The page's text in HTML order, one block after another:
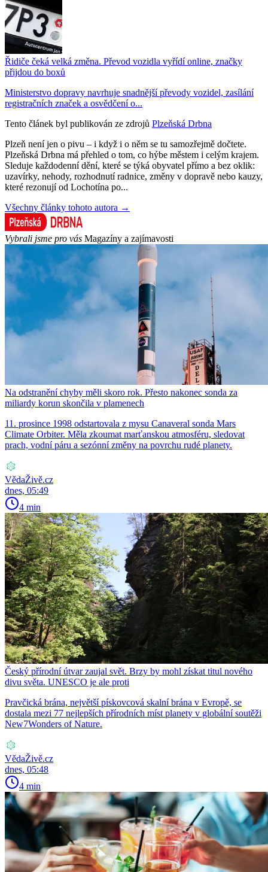
Řidiče čeká velká změna. Převod vozidla vyřídí online, značky
přijdou do boxů
Ministerstvo dopravy navrhuje snadnější převody vozidel, zasílání
registračních značek a osvědčení o...
Tento článek byl publikován ze zdrojů Plzeňská Drbna
Plzeň není jen o pivu – i když i o něm se tu samozřejmě dočtete.
Plzeňská Drbna má přehled o tom, co hýbe městem i celým krajem.
Sleduje každodenní dění, které se týká obyvatel přímo a bez oklik:
uzavírky, nehody, rozhodnutí radnice, změny v dopravě nebo kauzy,
které rezonují od Lochotína po...
Všechny články tohoto autora →
Vybrali jsme pro vás Magazíny a zajímavosti
Na odstranění chyby měli skoro rok. Přesto nakonec sonda za
miliardy korun skončila v plamenech
11. prosince 1998 odstartovala z mysu Canaveral sonda Mars
Climate Orbiter. Měla zkoumat marťanskou atmosféru, sledovat
prach, vodní páru a sezónní změny na povrchu rudé planety.
VědaŽivě.cz
dnes, 05:49
4 min
Český přírodní útvar zaujal svět. Brzy by mohl získat titul nového
divu světa. UNESCO je ale proti
Pravčická brána, největší pískovcová skalní brána v Evropě, se
dostala mezi 77 nejlepších přírodních míst planety v globální soutěži
New7Wonders of Nature.
VědaŽivě.cz
dnes, 05:48
4 min